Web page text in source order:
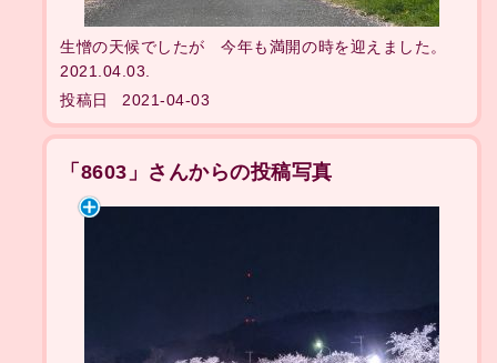
生憎の天候でしたが 今年も満開の時を迎えました。
2021.04.03.
投稿日
2021-04-03
「8603」さんからの投稿写真